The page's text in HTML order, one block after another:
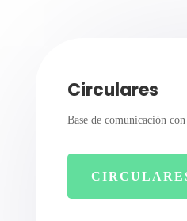
Circulares
Base de comunicación